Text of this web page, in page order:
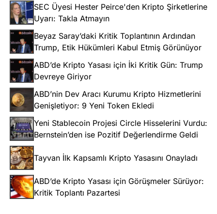
SEC Üyesi Hester Peirce'den Kripto Şirketlerine
Uyarı: Takla Atmayın
Beyaz Saray’daki Kritik Toplantının Ardından
Trump, Etik Hükümleri Kabul Etmiş Görünüyor
ABD’de Kripto Yasası için İki Kritik Gün: Trump
Devreye Giriyor
ABD’nin Dev Aracı Kurumu Kripto Hizmetlerini
Genişletiyor: 9 Yeni Token Ekledi
Yeni Stablecoin Projesi Circle Hisselerini Vurdu:
Bernstein’den ise Pozitif Değerlendirme Geldi
Tayvan İlk Kapsamlı Kripto Yasasını Onayladı
ABD’de Kripto Yasası için Görüşmeler Sürüyor:
Kritik Toplantı Pazartesi